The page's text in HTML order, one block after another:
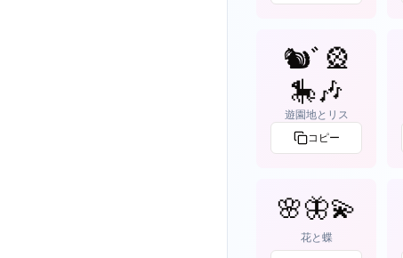
🐿ﾞ🎡
🎠🎶
遊園地とリス
コピー
🌸🦋💫
花と蝶